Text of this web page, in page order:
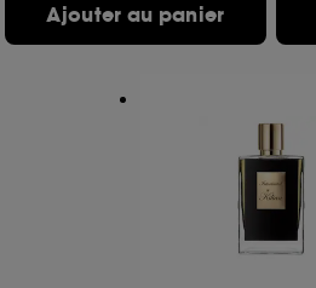
Ajouter au panier